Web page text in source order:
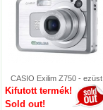
CASIO Exilim Z750 - ezüst
Kifutott termék!
Sold out!